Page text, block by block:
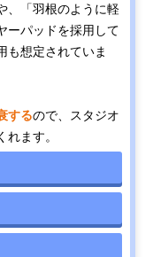
、「羽根のように軽
ーパッドを採用して
も想定されていま
するので、スタジオ
ます。